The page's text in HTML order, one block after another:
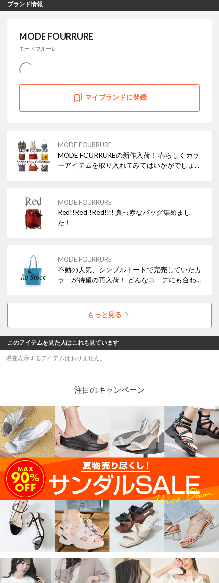
ブランド情報
MODE FOURRURE
モードフルーレ
マイブランドに登録
MODE FOURRURE
MODE FOURRUREの新作入荷！ 春らしくカラ
ーアイテムを取り入れてみてはいかがでしょう
MODE FOURRURE
Red!!Red!!Red!!!! 真っ赤なバッグ集めまし
た！
MODE FOURRURE
不動の人気、シンプルトートで完売していたカ
ラーが待望の再入荷！ どんなコーデにも合わせ
（牛革）なので使えば使うほどお気に入りにな
ること間違いなし！
もっと見る
このアイテムを見た人はこれも見ています
現在表示するアイテムはありません。
注目のキャンペーン